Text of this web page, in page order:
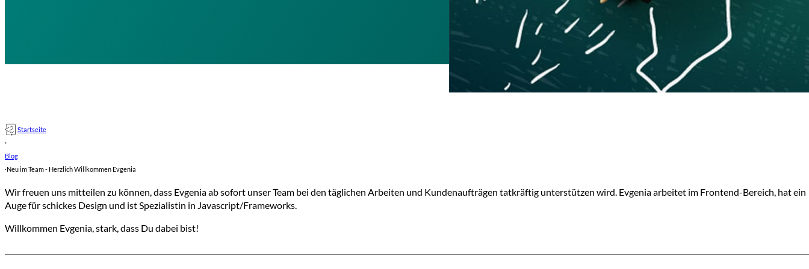
Startseite
·
Blog
·Neu im Team - Herzlich Willkommen Evgenia
Wir freuen uns mitteilen zu können, dass Evgenia ab sofort unser Team bei den täglichen Arbeiten und Kundenaufträgen tatkräftig unterstützen wird. Evgenia arbeitet im Frontend-Bereich, hat ein
Auge für schickes Design und ist Spezialistin in Javascript/Frameworks.
Willkommen Evgenia, stark, dass Du dabei bist!